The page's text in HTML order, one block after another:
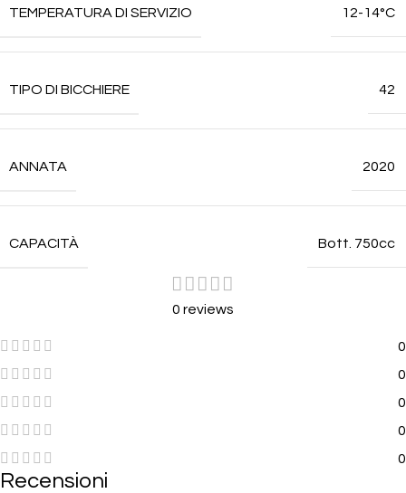
TEMPERATURA DI SERVIZIO 12-14°C
TIPO DI BICCHIERE 42
ANNATA 2020
CAPACITÀ Bott. 750cc
0 reviews
0
0
0
0
0
Recensioni